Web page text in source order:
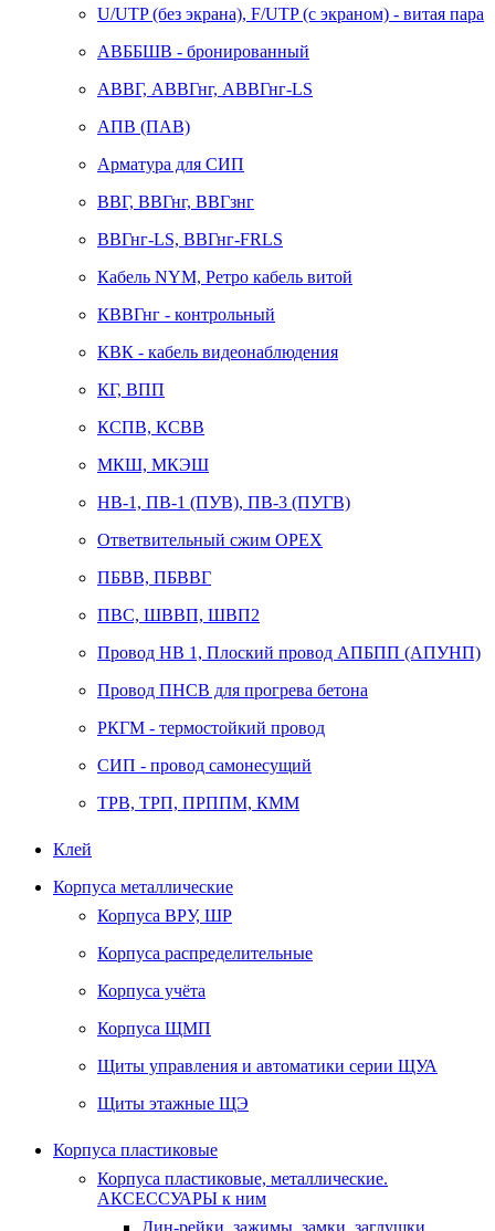
U/UTP (без экрана), F/UTP (с экраном) - витая пара
АВББШВ - бронированный
АВВГ, АВВГнг, АВВГнг-LS
АПВ (ПАВ)
Арматура для СИП
ВВГ, ВВГнг, ВВГзнг
ВВГнг-LS, ВВГнг-FRLS
Кабель NYM, Ретро кабель витой
КВВГнг - контрольный
КВК - кабель видеонаблюдения
КГ, ВПП
КСПВ, КСВВ
МКШ, МКЭШ
НВ-1, ПВ-1 (ПУВ), ПВ-3 (ПУГВ)
Ответвительный сжим ОРЕХ
ПБВВ, ПБВВГ
ПВС, ШВВП, ШВП2
Провод НВ 1, Плоский провод АПБПП (АПУНП)
Провод ПНСВ для прогрева бетона
РКГМ - термостойкий провод
СИП - провод самонесущий
ТРВ, ТРП, ПРППМ, КММ
Клей
Корпуса металлические
Корпуса ВРУ, ШР
Корпуса распределительные
Корпуса учёта
Корпуса ЩМП
Щиты управления и автоматики серии ЩУА
Щиты этажные ЩЭ
Корпуса пластиковые
Корпуса пластиковые, металлические.
АКСЕССУАРЫ к ним